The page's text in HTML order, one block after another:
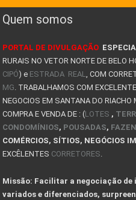
8 FATORES QUE LEVAM UMA
AVALIAÇÃO DE IMÓVEIS NA
Descubra a magia do inverno
COMO COMPRAR UM IMÓVEL
CASAS PARA ALUGAR SERRA
PLANTAS DE KITNET
10 Dicas de como projetar e
Quem somos
PORTAL DE DIVULGAÇÃO
RURAIS NO VETOR NORTE DE BELO
CIPÓ) e ESTRADA REAL, COM
MG. TRABALHAMOS COM
NEGOCIOS EM SANTANA DO RIACHO
COMPRA E VENDA DE : (LOTES ,
CONDOMÍNIOS, POUSADAS,
COMÉRCIOS, SÍTIOS, NEGÓCIOS
EXCÊLENTES CORRETORES.
Missão: Facilitar a negociação de
variados e diferenciados,